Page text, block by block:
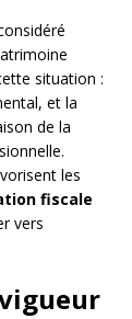
situation :
et la
de la
les
fiscale
vers